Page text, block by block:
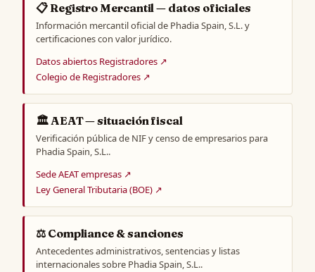
📋 Registro Mercantil — datos oficiales
Información mercantil oficial de Phadia Spain, S.L. y
certificaciones con valor jurídico.
Datos abiertos Registradores ↗
Colegio de Registradores ↗
🏛️ AEAT — situación fiscal
Verificación pública de NIF y censo de empresarios para
Phadia Spain, S.L..
Sede AEAT empresas ↗
Ley General Tributaria (BOE) ↗
⚖️ Compliance & sanciones
Antecedentes administrativos, sentencias y listas
internacionales sobre Phadia Spain, S.L..